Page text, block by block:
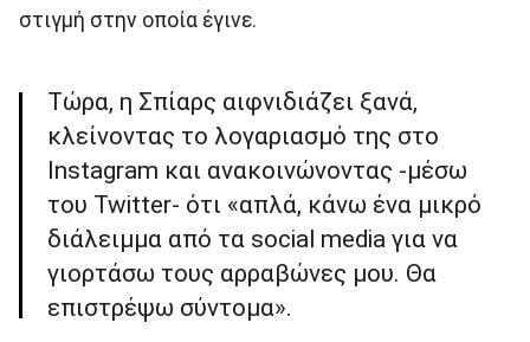
στιγμή στην οποία έγινε.
Τώρα, η Σπίαρς αιφνιδιάζει ξανά,
κλείνοντας το λογαριασμό της στο
Instagram και ανακοινώνοντας -μέσω
του Twitter- ότι «απλά, κάνω ένα μικρό
διάλειμμα από τα social media για να
γιορτάσω τους αρραβώνες μου. Θα
επιστρέψω σύντομα».